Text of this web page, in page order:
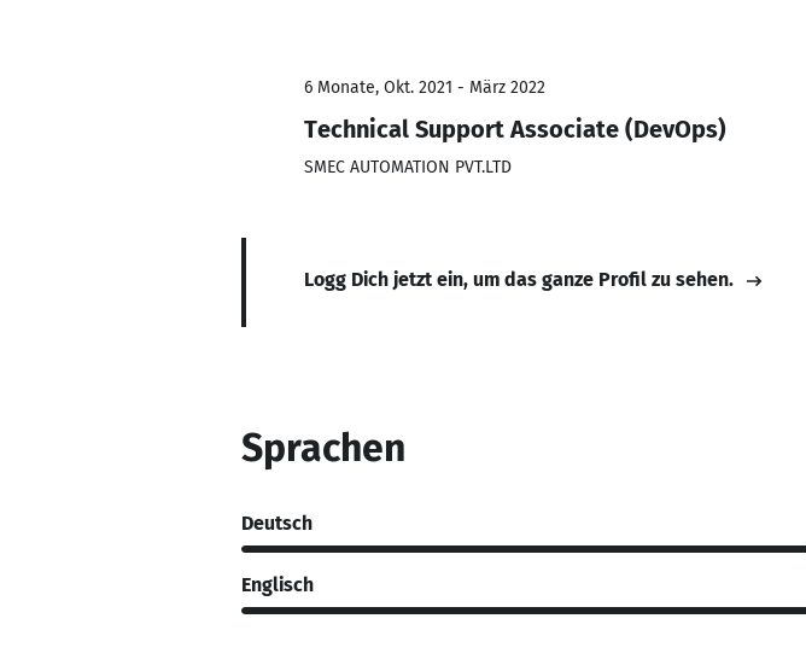
6 Monate, Okt. 2021 - März 2022
Technical Support Associate (DevOps)
SMEC AUTOMATION PVT.LTD
Logg Dich jetzt ein, um das ganze Profil zu sehen.
Sprachen
Deutsch
Englisch